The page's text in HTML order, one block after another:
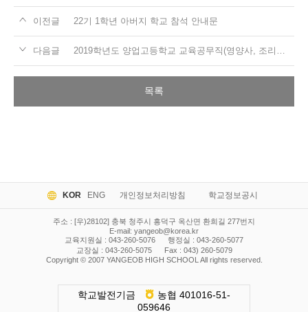
이전글 22기 1학년 아버지 학교 참석 안내문
다음글 2019학년도 양업고등학교 교육공무직(영양사, 조리원) 합격자 발표
목록
KOR ENG 개인정보처리방침 학교정보공시
학교발전기금
농협 401016-51-
059646
주소 : [우)28102] 충북 청주시 흥덕구 옥산면 환희길 277번지
E-mail: yangeob@korea.kr
교육지원실 : 043-260-5076
행정실 : 043-260-5077
교장실 : 043-260-5075
Fax : 043) 260-5079
Copyright © 2007 YANGEOB HIGH SCHOOL All rights reserved.